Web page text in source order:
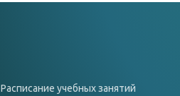
Расписание учебных занятий